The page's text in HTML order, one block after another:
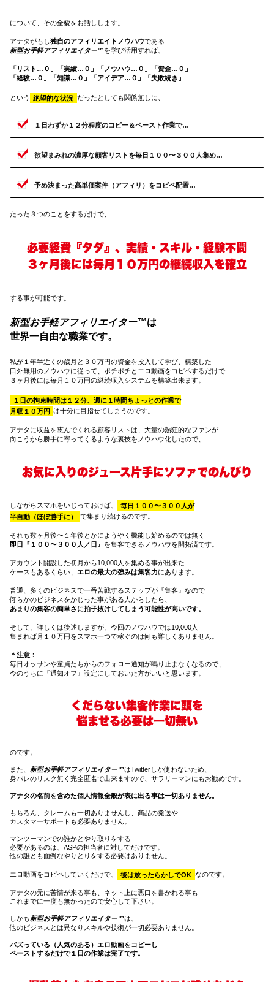
について、その全貌をお話しします。
アナタがもし独自のアフィリエイトノウハウである
新型お手軽アフィリエイター™を学び活用すれば、
「リスト…０」「実績…０」「ノウハウ…０」「資金…０」
「経験…０」「知識…０」「アイデア…０」「失敗続き」
という 絶望的な状況 だったとしても関係無しに、
１日わずか１２分程度のコピー＆ペースト作業で…
欲望まみれの濃厚な顧客リストを毎日１００〜３００人集め…
予め決まった高単価案件（アフィリ）をコピペ配置…
たった３つのことをするだけで、
必要経費『タダ』、実績・スキル・経験不問
３ヶ月後には毎月１０万円の継続収入を確立
する事が可能です。
新型お手軽アフィリエイター™は
世界一自由な職業です。
私が１年半近くの歳月と３０万円の資金を投入して学び、構築した
口外無用のノウハウに従って、ポチポチとエロ動画をコピペするだけで
３ヶ月後には毎月 １０万円の継続収入システムを構築出来ます。
１日の拘束時間は１２分、週に１時間ちょっとの作業で
月収１０万円 は十分に目指せてしまうのです。
アナタに収益を恵んでくれる顧客リストは、大量の熱狂的なファンが
向こうから勝手に寄ってくるような裏技をノウハウ化したので、
お気に入りのジュース片手にソファでのんびり
しながらスマホをいじっておけば、
毎日１００〜３００人が
半自動（ほぼ勝手に）
で集まり続けるのです。
それも数ヶ月後〜１年後とかにようやく機能し始めるのでは無く
即日『１００〜３００人／日』 を集客できるノウハウを開拓済です。
アカウント開設した初月から10,000人を集める事が出来た
ケースもあるくらい、 エロの最大の強みは集客力にあります。
普通、多くのビジネスで一番苦戦するステップが『集客』なので
何らかのビジネスをかじった事がある人からしたら、
あまりの集客の簡単さに拍子抜けしてしまう可能性が高いです。
そして、詳しくは後述しますが、今回のノウハウでは10,000人
集まれば月１０万円をスマホ一つで稼ぐのは何も難しくありません。
＊注意：
毎日オッサンや童貞たちからのフォロー通知が鳴り止まなくなるので、
今のうちに『通知オフ』設定にしておいた方がいいと思います。
くだらない集客作業に頭を
悩ませる必要は一切無い
のです。
また、 新型お手軽アフィリエイター™はTwitterしか使わないため、
身バレのリスク無く完全匿名で出来ますので、サラリーマンにもお勧めです。
アナタの名前を含めた個人情報全般が表に出る事は一切ありません。
もちろん、クレームも一切ありませんし、商品の発送や
カスタマーサポートも必要ありません。
マンツーマンでの誰かとやり取りをする
必要があるのは、ASPの担当者に対してだけです。
他の誰とも面倒なやりとりをする必要はありません。
エロ動画をコピペしていくだけで、 後は放ったらかしでOK なのです。
アナタの元に苦情が来る事も、ネット上に悪口を書かれる事も
これまでに一度も無かったので安心して下さい。
しかも新型お手軽アフィリエイター™は、
他のビジネスとは異なりスキルや技術が一切必要ありません。
バズっている（人気のある）エロ動画をコピーし
ペーストするだけで１日の作業は完了です。